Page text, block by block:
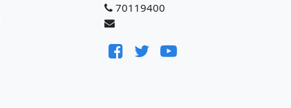
70119400